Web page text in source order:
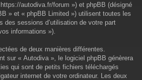
autodiva.fr/forum ») et phpBB (désigné
» et « phpBB Limited ») utilisent toutes les
des sessions d’utilisation de votre part
informations »).
de deux manières différentes.
sur « Autodiva », le logiciel phpBB génèrera
qui sont de petits fichiers téléchargés
internet de votre ordinateur. Les deux